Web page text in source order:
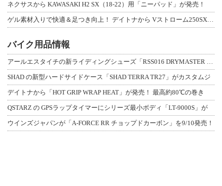
ネクサスから KAWASAKI H2 SX（18-22）用「ニーパッド」が発売！
ゲル素材入りで快適＆足つき向上！ デイトナから Vストローム250SX用「快適ロ
バイク用品情報
アールエスタイチの新ライディングシューズ「RSS016 DRYMASTER スト
SHAD の新型ハードサイドケース「SHAD TERRA TR27」がカスタムジ
デイトナから「HOT GRIP WRAP HEAT」が発売！ 最高約80℃の巻き
QSTARZ の GPSラップタイマーにシリーズ最小ボディ「LT-9000S」が
ウインズジャパンが「A-FORCE RR チョップドカーボン」を9/10発売！